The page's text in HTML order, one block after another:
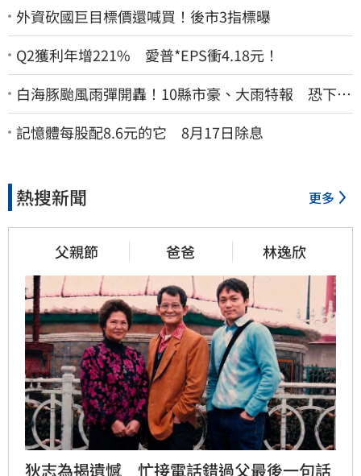
外資砍國巨目標價還喊買！後市3指標曝
Q2獲利年增221% 愛普*EPS衝4.18元！
白海豚颱風雨彈開轟！10縣市豪、大雨特報 恐下到
明天
記憶體每股配8.6元的它 8月17日除息
熱搜新聞 更多
父親節 爸爸 林逸欣
狄志為揭遺憾　忙接電話錯過父最後一句話